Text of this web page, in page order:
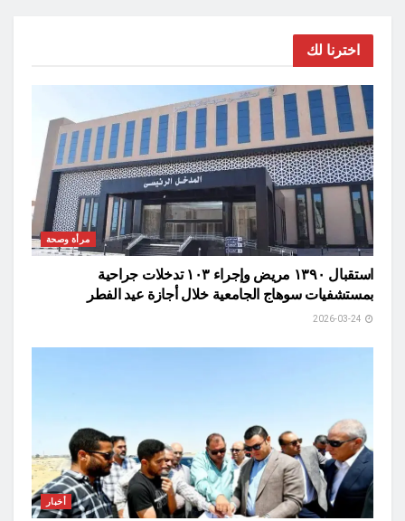
اخترنا لك
مرأة وصحة
استقبال ١٣٩٠ مريض وإجراء ١٠٣ تدخلات جراحية
بمستشفيات سوهاج الجامعية خلال أجازة عيد الفطر
أخبار